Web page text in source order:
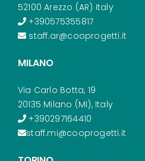
52100 Arezzo (AR) Italy
+390575355817
staff.ar@cooprogetti.it
MILANO
Via Carlo Botta, 19
20135 Milano (MI), Italy
+390297164410
staff.mi@cooprogetti.it